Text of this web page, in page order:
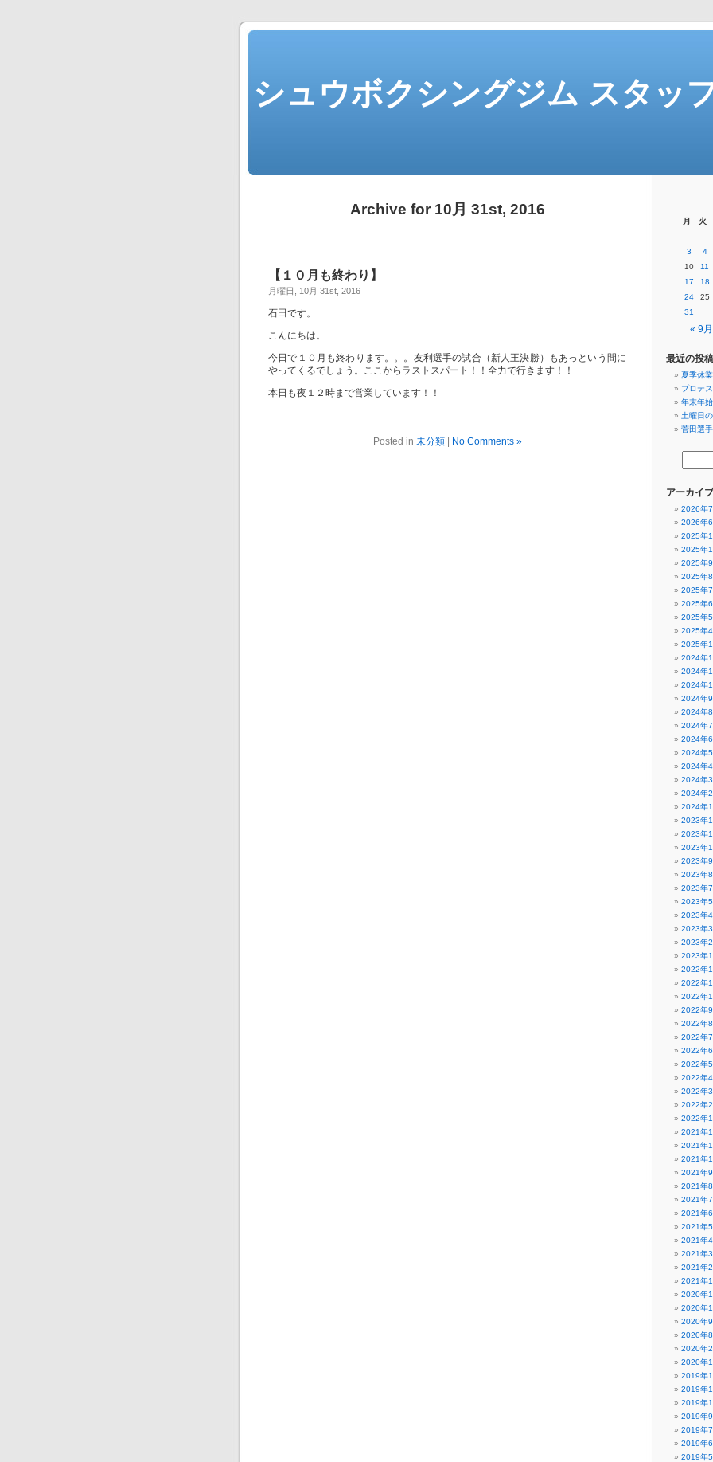
シュウボクシングジム スタッ
Archive for 10月 31st, 2016
【１０月も終わり】
月曜日, 10月 31st, 2016
石田です。
こんにちは。
今日で１０月も終わります。。。友利選手の試合（新人王決勝）もあっという間に
やってくるでしょう。ここからラストスパート！！全力で行きます！！
本日も夜１２時まで営業しています！！
Posted in 未分類| No Comments »
月 火
« 9月
3
4
10
11
17
18
24
25
31
最近の投稿
夏季休
プロテ
年末年
土曜日
菅田選
アーカイブ
2026年7
2026年6
2025年
2025年
2025年9
2025年8
2025年7
2025年6
2025年5
2025年4
2025年1
2024年
2024年
2024年
2024年9
2024年8
2024年7
2024年6
2024年5
2024年4
2024年3
2024年2
2024年1
2023年
2023年
2023年
2023年9
2023年8
2023年7
2023年5
2023年4
2023年3
2023年2
2023年1
2022年
2022年
2022年
2022年9
2022年8
2022年7
2022年6
2022年5
2022年4
2022年3
2022年2
2022年1
2021年
2021年
2021年
2021年9
2021年8
2021年7
2021年6
2021年5
2021年4
2021年3
2021年2
2021年1
2020年
2020年
2020年9
2020年8
2020年2
2020年1
2019年
2019年
2019年
2019年9
2019年7
2019年6
2019年5